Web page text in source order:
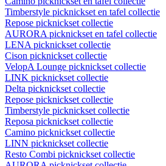
Timberstyle picknickset en tafel collectie
Repose picknickset collectie
AURORA picknickset en tafel collectie
LENA picknickset collectie
Cison picknickset collectie
VelopA Lounge picknickset collectie
LINK picknickset collectie
Delta picknickset collectie
Repose picknickset collectie
Timberstyle picknickset collectie
Reposa picknickset collectie
Camino picknickset collectie
LINN picknickset collectie
Resto Combi picknickset collectie